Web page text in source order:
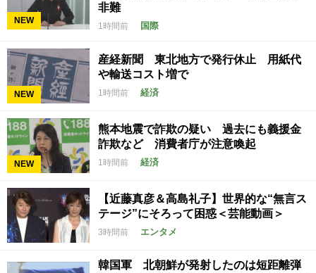
NEW
非難
1時間前 国際
NEW
産経新聞 東北地方で発行休止 用紙代
や輸送コスト増で
1時間前 経済
NEW
熊本地震で詐欺の疑い 過去にも義援金
詐欺など 消費者庁が注意喚起
1時間前 経済
【近藤真彦＆高島礼子】世界的な“無言ス
テージ”にそろって困惑＜芸能動画＞
3時間前 エンタメ
韓国軍 北朝鮮が発射したのは短距離弾